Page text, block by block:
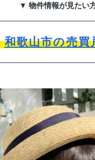
▼ 物件情報が見たい
和歌山市の売